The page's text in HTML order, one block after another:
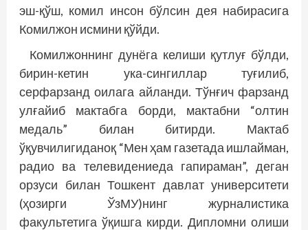
эш-қўш, комил инсон бўлсин дея набирасига
Комилжон исмини қўйди.
Комилжоннинг дунёга келиши қутлуғ бўлди,
бирин-кетин ука-сингиллар туғилиб,
серфарзанд оилага айланди. Тўнғич фарзанд
улғайиб мактабга борди, мактабни “олтин
медаль” билан битирди. Мактаб
ўқувчилигиданоқ “Мен ҳам газетада ишлайман,
радио ва телевидениеда гапираман”, деган
орзуси билан Тошкент давлат университети
(ҳозирги ЎзМУ)нинг журналистика
факультетига ўқишга кирди. Дипломни олиши